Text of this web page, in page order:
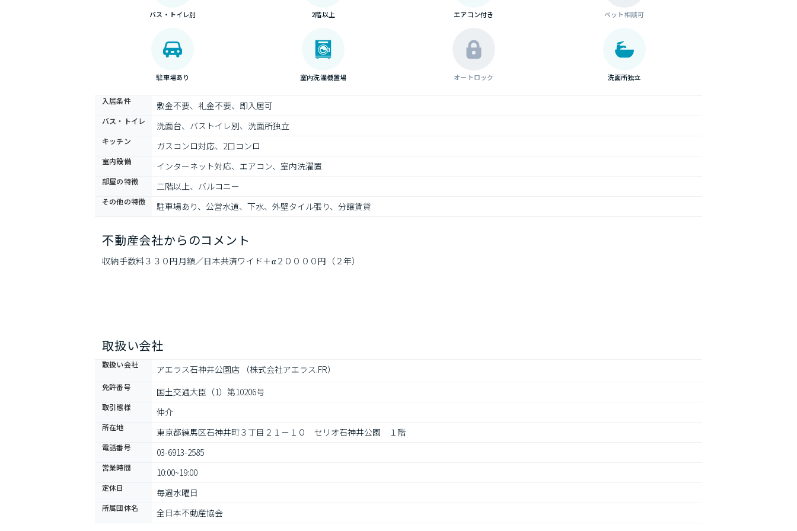
バス・トイレ別 2階以上 エアコン付き ペット相談可
駐車場あり 室内洗濯機置場 オートロック 洗面所独立
入居条件 敷金不要、礼金不要、即入居可
バス・トイレ 洗面台、バストイレ別、洗面所独立
キッチン ガスコンロ対応、2口コンロ
室内設備 インターネット対応、エアコン、室内洗濯置
部屋の特徴 二階以上、バルコニー
その他の特徴 駐車場あり、公営水道、下水、外壁タイル張り、分譲賃貸
不動産会社からのコメント
収納手数料３３０円月額／日本共済ワイド＋α２００００円（２年）
取扱い会社
取扱い会社 アエラス石神井公園店 （株式会社アエラス.FR）
免許番号 国土交通大臣（1）第10206号
取引態様 仲介
所在地 東京都練馬区石神井町３丁目２１－１０　セリオ石神井公園　１階
電話番号 03-6913-2585
営業時間 10:00~19:00
定休日 毎週水曜日
所属団体名 全日本不動産協会